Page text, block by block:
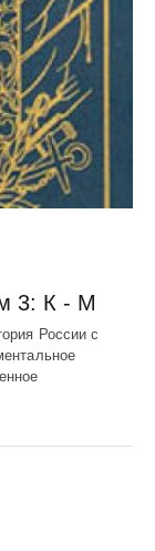
3: К - М
России с